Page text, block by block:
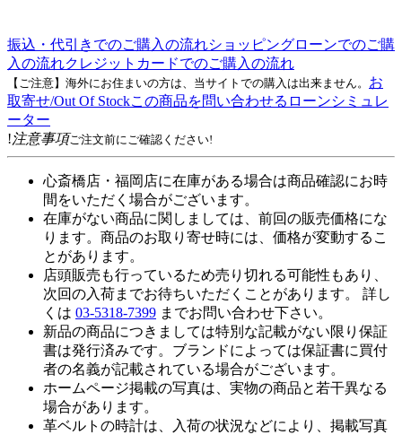
振込・代引きでのご購入の流れショッピングローンでのご購
入の流れクレジットカードでのご購入の流れ
【ご注意】海外にお住まいの方は、当サイトでの購入は出来ません。 お
取寄せ/Out Of Stockこの商品を問い合わせる ローンシミュレ
ーター
!注意事項ご注文前にご確認ください!
心斎橋店・福岡店に在庫がある場合は商品確認にお時
間をいただく場合がございます。
在庫がない商品に関しましては、前回の販売価格にな
ります。商品のお取り寄せ時には、価格が変動するこ
とがあります。
店頭販売も行っているため売り切れる可能性もあり、
次回の入荷までお待ちいただくことがあります。 詳し
くは 03-5318-7399 までお問い合わせ下さい。
新品の商品につきましては特別な記載がない限り保証
書は発行済みです。ブランドによっては保証書に買付
者の名義が記載されている場合がございます。
ホームページ掲載の写真は、実物の商品と若干異なる
場合があります。
革ベルトの時計は、入荷の状況などにより、掲載写真